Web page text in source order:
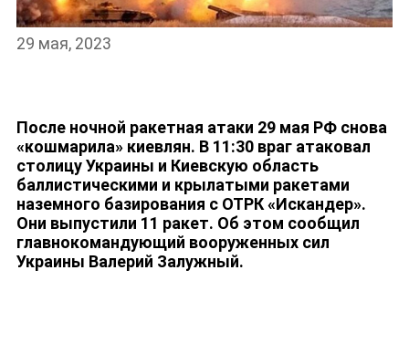
29 мая, 2023
После ночной ракетная атаки 29 мая РФ снова
«кошмарила» киевлян. В 11:30 враг атаковал
столицу Украины и Киевскую область
баллистическими и крылатыми ракетами
наземного базирования с ОТРК «Искандер».
Они выпустили 11 ракет. Об этом сообщил
главнокомандующий вооруженных сил
Украины Валерий Залужный.